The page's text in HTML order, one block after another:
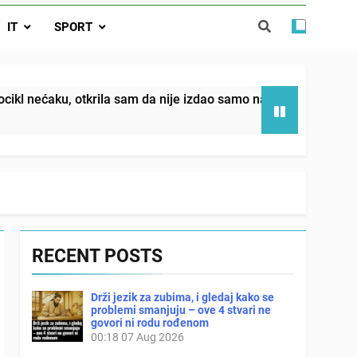
nije izdao samo našu kćer, nego je
sin već sutradan oženio ljubavnicom,
i da iza bolničkog stakla već čekaju
IT SPORT
sam da nije izdao samo našu kćer, nego je svojim
RECENT POSTS
Drži jezik za zubima, i gledaj kako se
problemi smanjuju – ove 4 stvari ne
govori ni rodu rođenom
00:18 07 Aug 2026